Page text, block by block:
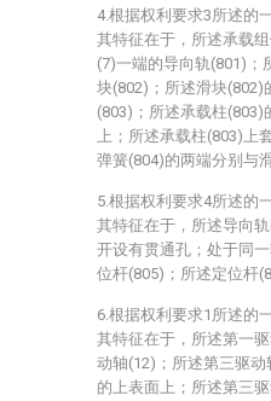
4.根据权利要求3所述的
其特征在于，所述承载
(7)一端的导向轨(801)；
块(802)；所述滑块(802)
(803)；所述承载柱
上；所述承载柱(803)上
弹簧(804)的两端分别与
5.根据权利要求4所述的
其特征在于，所述导向
开设有贯通孔；处于同
位杆(805)；所述定位杆
6.根据权利要求1所述的
其特征在于，所述第一
动轴(12)；所述第三驱
的上表面上；所述第三